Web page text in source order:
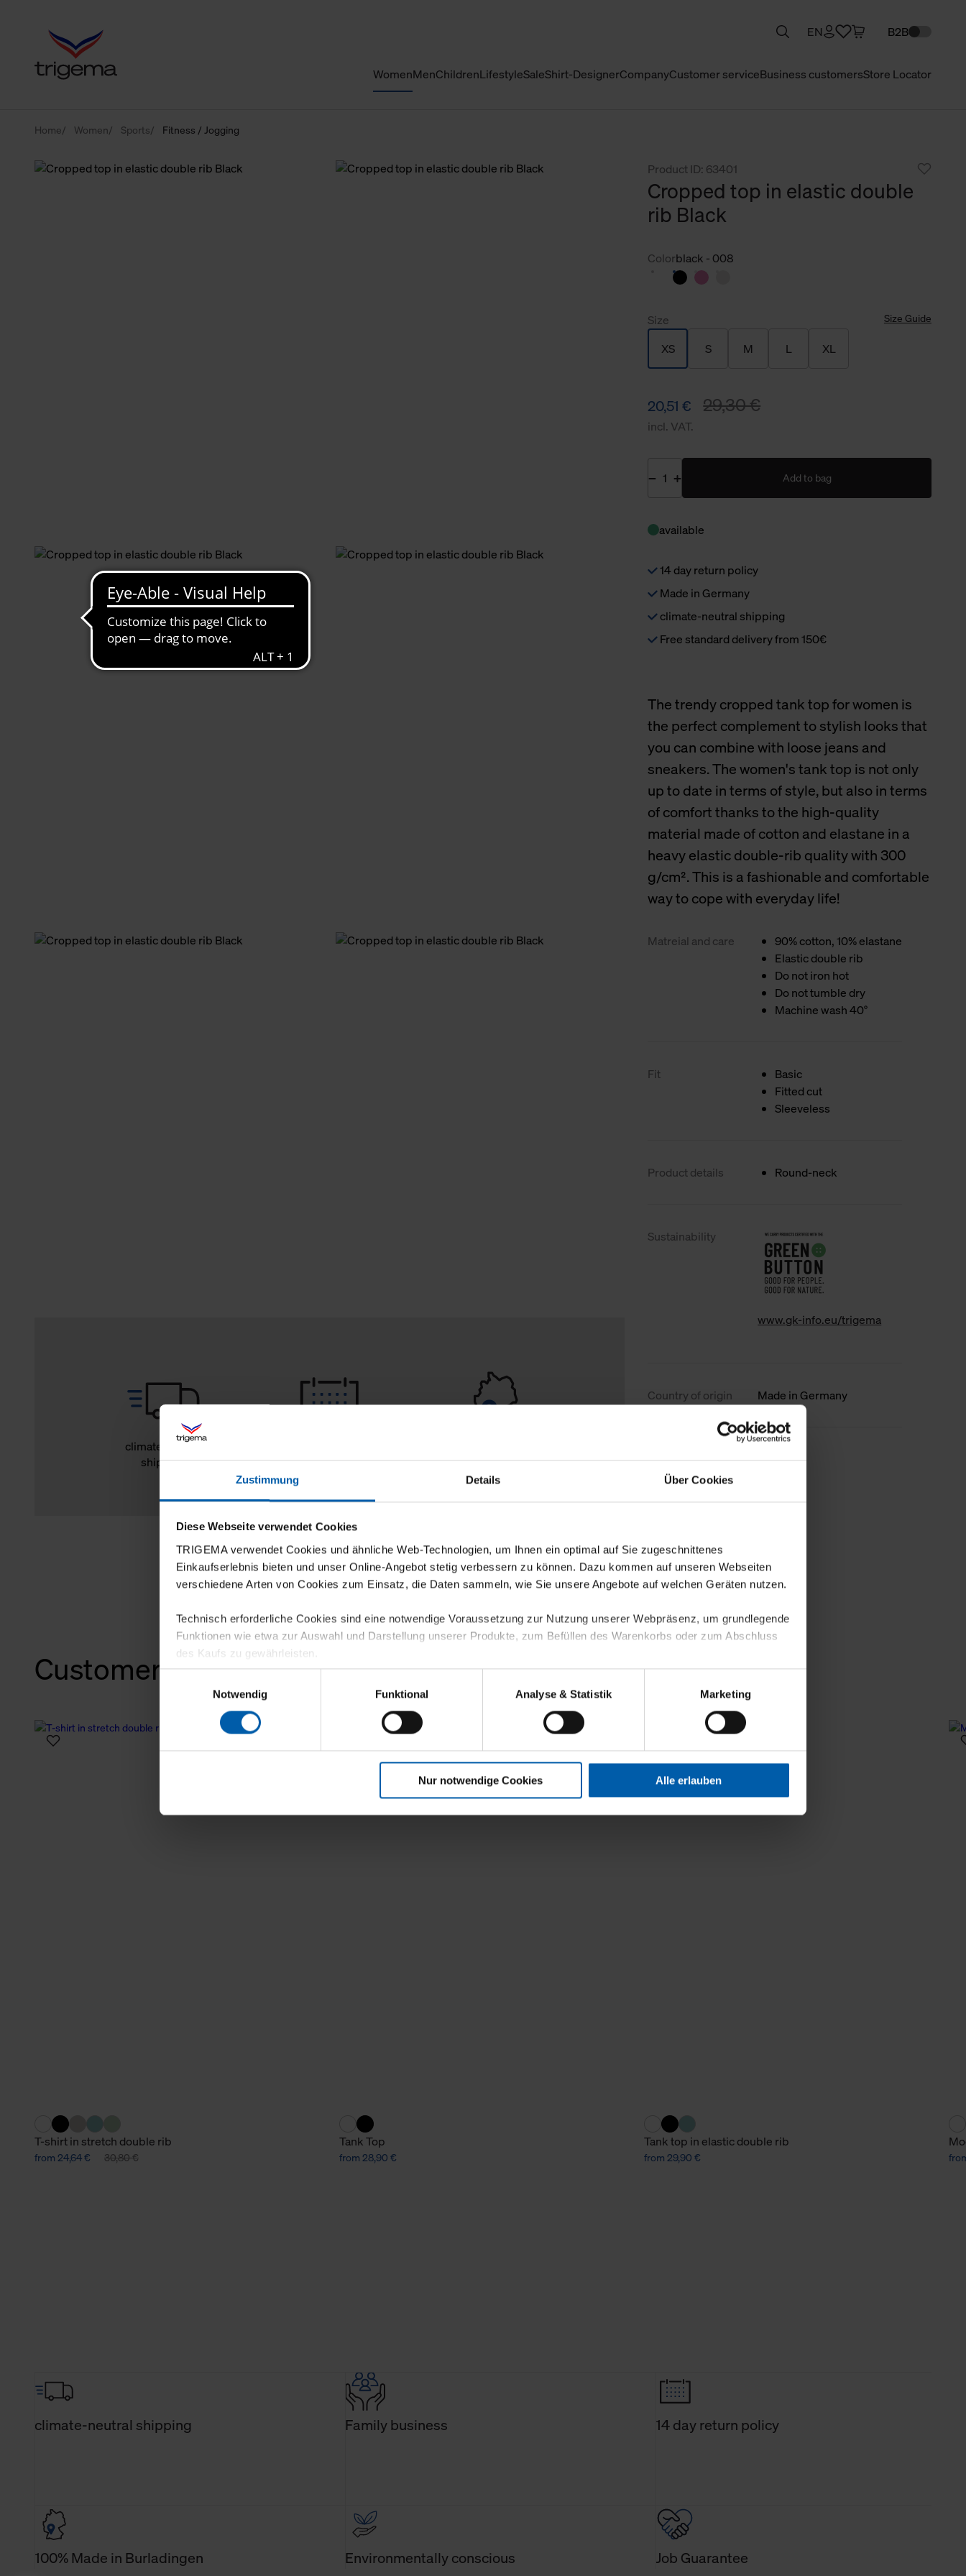
Zustimmung Details Über Cookies
Diese Webseite verwendet Cookies
TRIGEMA verwendet Cookies und ähnliche Web-Technologien, um Ihnen ein optimal auf Sie zugeschnittenes
Einkaufserlebnis bieten und unser Online-Angebot stetig verbessern zu können. Dazu kommen auf unseren Webseiten
verschiedene Arten von Cookies zum Einsatz, die Daten sammeln, wie Sie unsere Angebote auf welchen Geräten nutzen.
Technisch erforderliche Cookies sind eine notwendige Voraussetzung zur Nutzung unserer Webpräsenz, um grundlegende
Funktionen wie etwa zur Auswahl und Darstellung unserer Produkte, zum Befüllen des Warenkorbs oder zum Abschluss
des Kaufs zu gewährleisten.
Für die Darstellung personalisierter Angebote, Anzeigen und Inhalte aufgrund Ihres Nutzerverhaltens und Ihres Profils
sowie für Marketing-, Statistik- und Tracking-Zwecke zur Analyse und Optimierung unserer Webpräsenz speichern wir
personenbezogene Informationen. Diese übermitteln wir in anonymisierter Form an Dritte wie etwa unsere
Klicken Sie auf "Alle erlauben", damit wir alle Cookies und Web-Technologien für Ihr personalisiertes Einkaufserlebnis
verwenden dürfen. Über die jeweiligen Schaltflächen können Sie die Arten der Cookies selbst festlegen, die Sie erlauben
Notwendig
Funktional Analyse & Statistik Marketing
Nur notwendige Cookies Alle erlauben
WomenMenChildrenLifestyleSaleShirt-DesignerCompanyCustomer serviceBusiness customersStore Locator
EN B2B
Home Women Sports Fitness / Jogging
climate-neutral
shipping
Burladingen
Product ID: 63401
Cropped top in elastic double
rib Black
Colorblack - 008
Size Size Guide
XS S M L XL
20,51 € 29,30 €
incl. VAT.
Add to bag
available
14 day return policy
Made in Germany
climate-neutral shipping
Free standard delivery from 150€
The trendy cropped tank top for women is
the perfect complement to stylish looks that
you can combine with loose jeans and
sneakers. The women's tank top is not only
up to date in terms of style, but also in terms
of comfort thanks to the high-quality
material made of cotton and elastane in a
heavy elastic double-rib quality with 300
g/cm². This is a fashionable and comfortable
way to cope with everyday life!
Matreial and care
90% cotton, 10% elastane
Elastic double rib
Do not iron hot
Do not tumble dry
Machine wash 40°
Fit
Basic
Fitted cut
Sleeveless
Product details Round-neck
Sustainability
www.gk-info.eu/trigema
Country of origin Made in Germany
less information
Customers also bought
T-shirt in stretch double rib
from 24,64 € 30,80 €
Tank Top
from 28,90 €
Tank top in elastic double rib
from 29,90 €
climate-neutral shipping Family business 14 day return policy
100% Made in Burladingen Environmentally conscious Job Guarantee